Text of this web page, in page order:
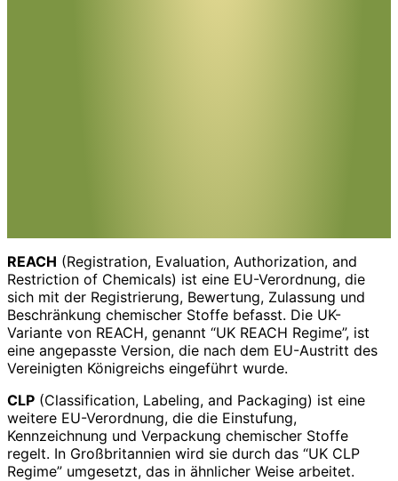
REACH (Registration, Evaluation, Authorization, and
Restriction of Chemicals) ist eine EU-Verordnung, die
sich mit der Registrierung, Bewertung, Zulassung und
Beschränkung chemischer Stoffe befasst. Die UK-
Variante von REACH, genannt “UK REACH Regime”, ist
eine angepasste Version, die nach dem EU-Austritt des
Vereinigten Königreichs eingeführt wurde.
CLP (Classification, Labeling, and Packaging) ist eine
weitere EU-Verordnung, die die Einstufung,
Kennzeichnung und Verpackung chemischer Stoffe
regelt. In Großbritannien wird sie durch das “UK CLP
Regime” umgesetzt, das in ähnlicher Weise arbeitet.